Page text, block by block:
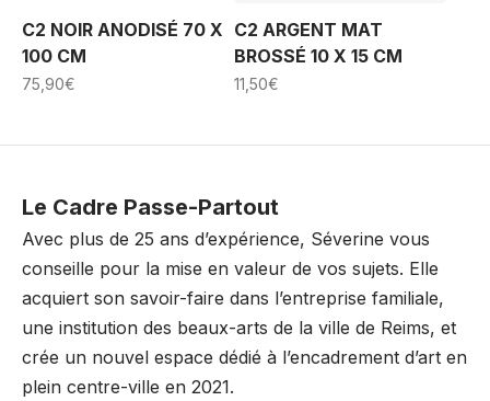
C2 NOIR ANODISÉ 70 X
100 CM
75,90€
C2 ARGENT MAT
BROSSÉ 10 X 15 CM
11,50€
Le Cadre Passe-Partout
Avec plus de 25 ans d’expérience, Séverine vous
conseille pour la mise en valeur de vos sujets. Elle
acquiert son savoir-faire dans l’entreprise familiale,
une institution des beaux-arts de la ville de Reims, et
crée un nouvel espace dédié à l’encadrement d’art en
plein centre-ville en 2021.